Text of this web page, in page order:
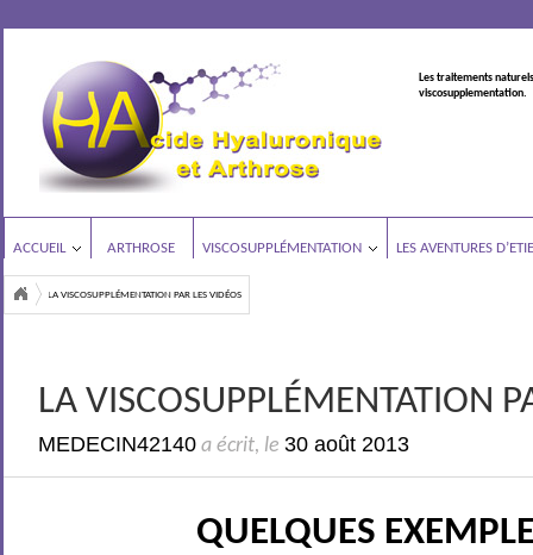
Les traitements
viscosupplementation.
ACCUEIL ARTHROSE VISCOSUPPLÉMENTATION LES AVENTURES
LA VISCOSUPPLÉMENTATION PAR LES VIDÉOS
LA VISCOSUPPLÉMENTATION
MEDECIN42140 a écrit, le30 août 2013
QUELQUES